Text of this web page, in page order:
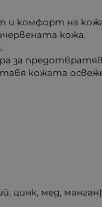
и комфорт на
кожа.
за
кожата
цинк, мед,